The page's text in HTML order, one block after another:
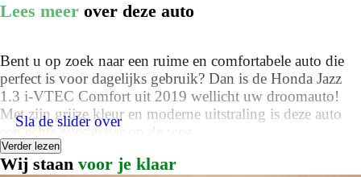
Lees meer over deze auto
Bent u op zoek naar een ruime en comfortabele auto die
perfect is voor dagelijks gebruik? Dan is de Honda Jazz
1.3 i-VTEC Comfort uit 2019 wellicht uw droomauto!
Met zijn grijze kleur en moderne uitstraling is deze auto
een echte eyecatcher op de weg.
De Honda Jazz is uitgerust met een krachtige 1.3 liter i-
Verder lezen
Wij staan voor je klaar
Sla de slider over